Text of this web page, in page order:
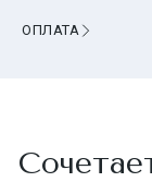
ОПЛАТА